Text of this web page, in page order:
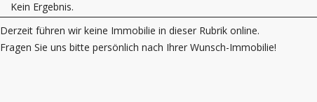
Kein Ergebnis.
Derzeit führen wir keine Immobilie in dieser Rubrik online.
Fragen Sie uns bitte persönlich nach Ihrer Wunsch-Immobilie!